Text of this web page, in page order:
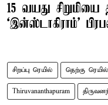
15 வயது சிறுமியை
‘இன்ஸ்டாகிராம்’
சிறப்பு ரெயில் தெற்கு
Thiruvananthapuram